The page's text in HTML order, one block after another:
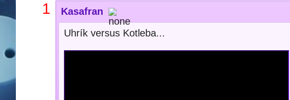
1 Kasafran
Uhrík versus Kotleba...